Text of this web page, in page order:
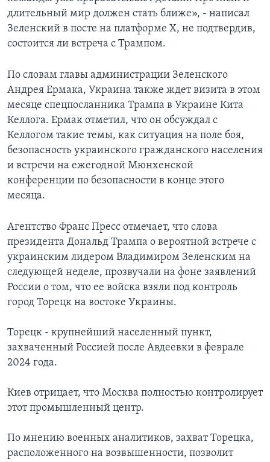
длительный мир должен стать ближе», - написал
Зеленский в посте на платформе X, не подтвердив,
состоится ли встреча с Трампом.
По словам главы администрации Зеленского
Андрея Ермака, Украина также ждет визита в этом
месяце спецпосланника Трампа в Украине Кита
Келлога. Ермак отметил, что он обсуждал с
Келлогом такие темы, как ситуация на поле боя,
безопасность украинского гражданского населения
и встречи на ежегодной Мюнхенской
конференции по безопасности в конце этого
месяца.
Агентство Франс Пресс отмечает, что слова
президента Дональд Трампа о вероятной встрече с
украинским лидером Владимиром Зеленским на
следующей неделе, прозвучали на фоне заявлений
России о том, что ее войска взяли под контроль
город Торецк на востоке Украины.
Торецк - крупнейший населенный пункт,
захваченный Россией после Авдеевки в феврале
2024 года.
Киев отрицает, что Москва полностью контролирует
этот промышленный центр.
По мнению военных аналитиков, захват Торецка,
расположенного на возвышенности, позволит